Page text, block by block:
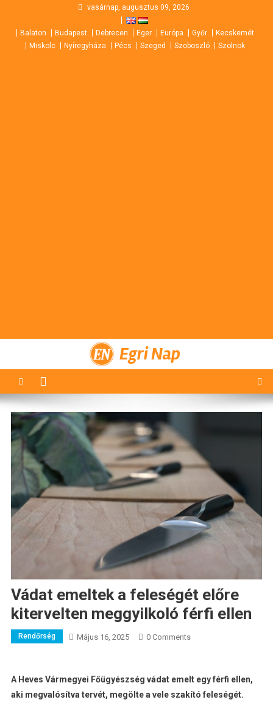
content
vasárnap, augusztus 09, 2026
Balaton Budapest Debrecen Eger Európa Győr
Kecskemét
Miskolc
Nyíregyháza Pécs Szeged Szoboszló Szolnok
Egri Nap
Vádat emeltek a feleségét előre
kitervelten meggyilkoló férfi ellen
Rendőrség Május 16, 2025 0 Comments
A Heves Vármegyei Főügyészség vádat emelt egy férfi ellen,
aki megvalósítva tervét, megölte a vele szakító feleségét.